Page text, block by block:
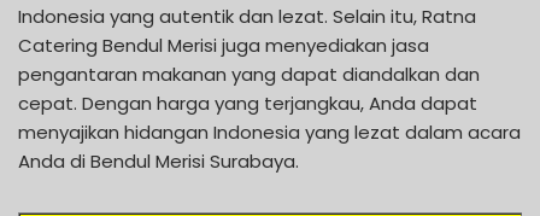
Indonesia yang autentik dan lezat. Selain itu, Ratna
Catering Bendul Merisi juga menyediakan jasa
pengantaran makanan yang dapat diandalkan dan
cepat. Dengan harga yang terjangkau, Anda dapat
menyajikan hidangan Indonesia yang lezat dalam acara
Anda di Bendul Merisi Surabaya.